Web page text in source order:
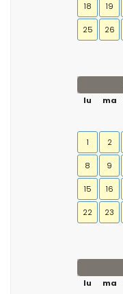
18 19
25 26
lu
ma
1 2
8 9
15 16
22 23
lu
ma